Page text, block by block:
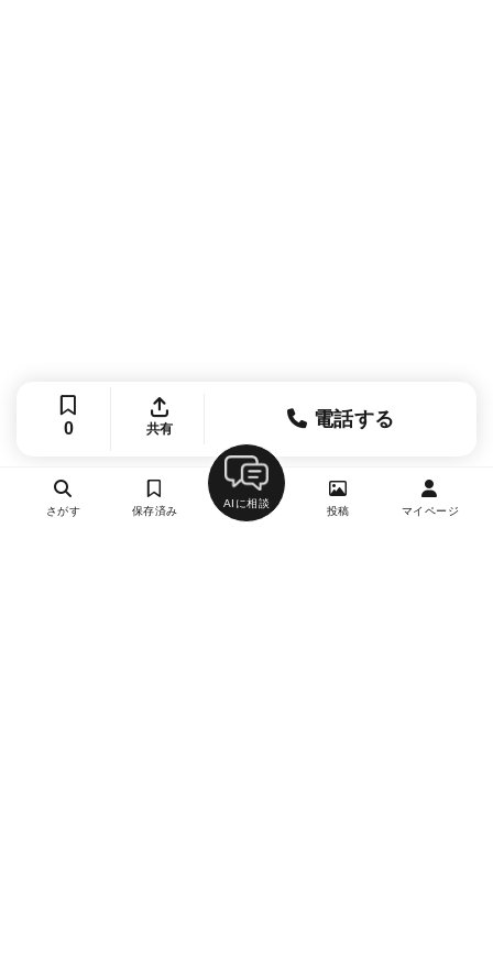
0 共有 電話する
さがす 保存済み
AIに相談
投稿 マイページ